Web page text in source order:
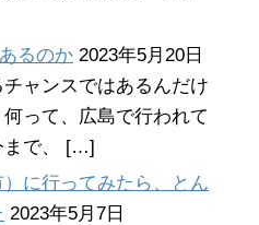
るのか 2023年5月20日
ャンスではあるんだけ
って、広島で行われて
まで、 […]
に行ってみたら、とん
2023年5月7日